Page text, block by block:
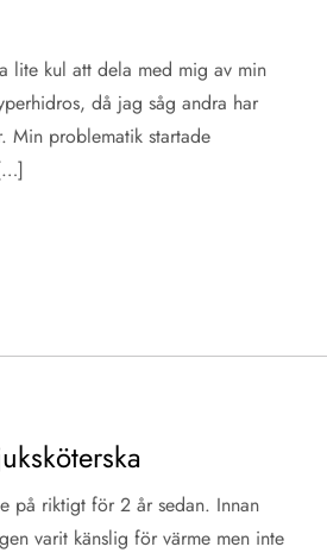
lite kul att dela med mig av min
då jag såg andra har
Min problematik startade
på riktigt för 2 år sedan. Innan
varit känslig för värme men inte